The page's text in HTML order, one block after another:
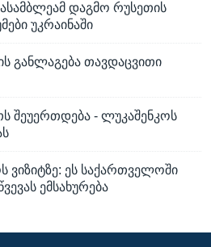
დაგმო რუსეთის
უკრაინაში
განლაგება თავდაცვითი
შეუერთდება - ლუკაშენკოს
ვიზიტზე: ეს საქართველოში
ემსახურება